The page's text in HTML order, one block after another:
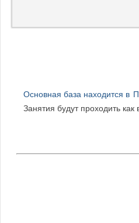
Основная база находится в
Занятия будут проходить